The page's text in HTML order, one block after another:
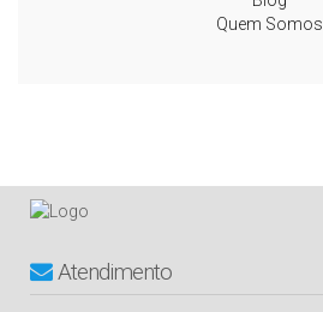
Quem Somos
Atendimento